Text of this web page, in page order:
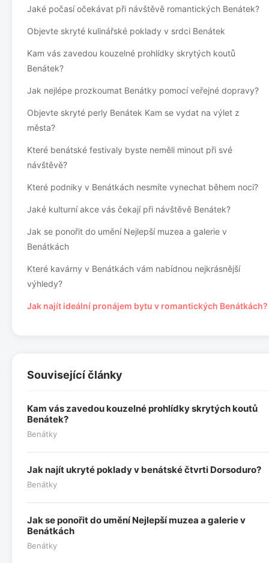
Jaké počasí očekávat při návštěvě romantických Benátek?
Objevte skryté kulinářské poklady v srdci Benátek
Kam vás zavedou kouzelné prohlídky skrytých koutů
Benátek?
Jak nejlépe prozkoumat Benátky pomocí veřejné dopravy?
Objevte skryté perly Benátek Kam se vydat na výlet z
města?
Které benátské festivaly byste neměli minout při své
návštěvě?
Které podniky v Benátkách nesmíte vynechat během noci?
Jaké kulturní akce vás čekají při návštěvě Benátek?
Jak se ponořit do umění Nejlepší muzea a galerie v
Benátkách
Které kavárny v Benátkách vám nabídnou nejkrásnější
výhledy?
Jak najít ideální pronájem bytu v romantických Benátkách?
Související články
Kam vás zavedou kouzelné prohlídky skrytých koutů
Benátek?
Benátky
Jak najít ukryté poklady v benátské čtvrti Dorsoduro?
Benátky
Jak se ponořit do umění Nejlepší muzea a galerie v
Benátkách
Benátky